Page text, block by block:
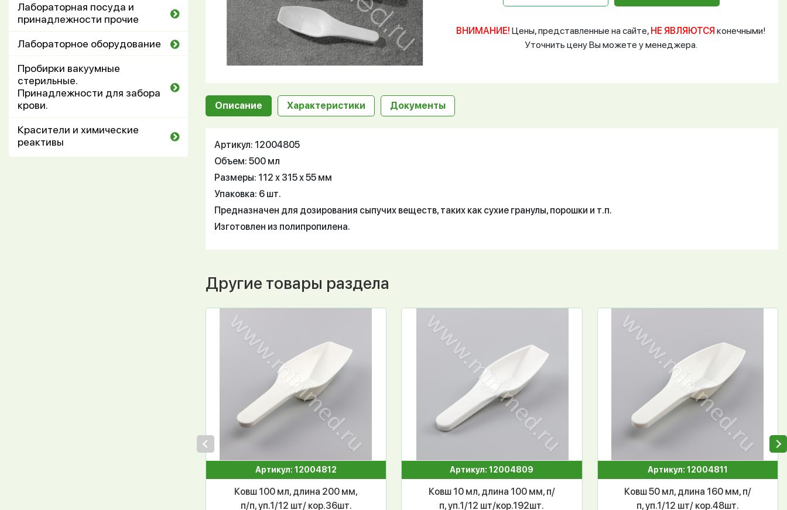
Лабораторная посуда и
принадлежности прочие
Лабораторное оборудование
Пробирки вакуумные
стерильные.
Принадлежности для забора
крови.
Красители и химические
реактивы
ВНИМАНИЕ! Цены, представленные на сайте, НЕ ЯВЛЯЮТСЯ конечными!
Уточнить цену Вы можете у менеджера.
Описание Характеристики Документы
Артикул: 12004805
Объем: 500 мл
Размеры: 112 х 315 х 55 мм
Упаковка: 6 шт.
Предназначен для дозирования сыпучих веществ, таких как сухие гранулы, порошки и т.п.
Изготовлен из полипропилена.
Другие товары раздела
Артикул: 12004812
Ковш 100 мл, длина 200 мм,
п/п, уп.1/12 шт/ кор.36шт.
Артикул: 12004809
Ковш 10 мл, длина 100 мм, п/
п, уп.1/12 шт/кор.192шт.
Артикул: 12004811
Ковш 50 мл, длина 160 мм, п/
п, уп.1/12 шт/ кор.48шт.